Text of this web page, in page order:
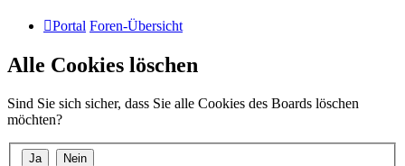
Portal Foren-Übersicht
Alle Cookies löschen
Sind Sie sich sicher, dass Sie alle Cookies des Boards löschen
möchten?